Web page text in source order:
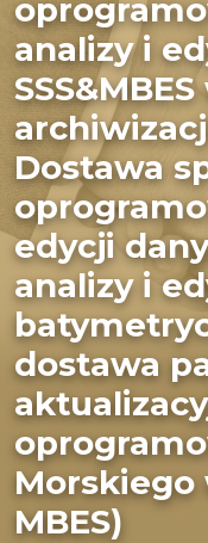
analizy i
Dostawa
edycji
analizy i
dostawa
Morskiego
MBES)